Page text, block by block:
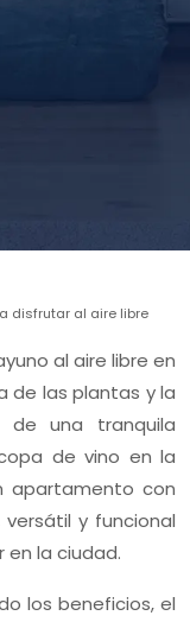
disfrutar al aire libre
al aire libre en
de las plantas y la
de una tranquila
de vino en la
apartamento con
y funcional
en la ciudad.
los beneficios, el